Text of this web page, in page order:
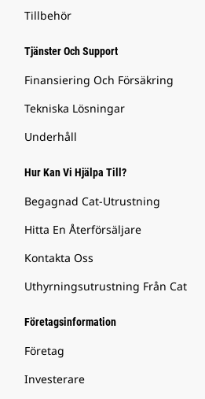
Tillbehör
Tjänster Och Support
Finansiering Och Försäkring
Tekniska Lösningar
Underhåll
Hur Kan Vi Hjälpa Till?
Begagnad Cat-Utrustning
Hitta En Återförsäljare
Kontakta Oss
Uthyrningsutrustning Från Cat
Företagsinformation
Företag
Investerare